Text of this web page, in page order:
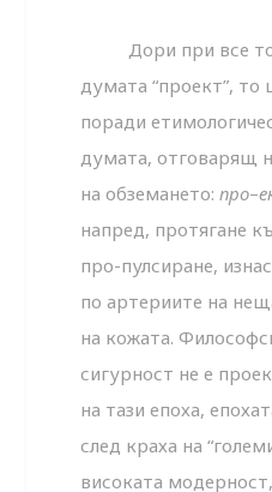
Дори при все
думата “проект”, то
поради
думата, отговарящ
на обземането:про–
напред, протягане
про-пулсиране,
по артериите на
на кожата.
сигурност не е
на тази епоха,
след краха на
високата